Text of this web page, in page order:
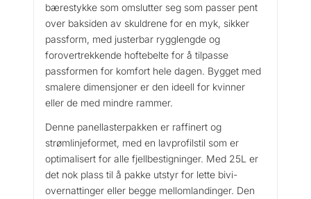
bærestykke som omslutter seg som passer pent
over baksiden av skuldrene for en myk, sikker
passform, med justerbar rygglengde og
forovertrekkende hoftebelte for å tilpasse
passformen for komfort hele dagen. Bygget med
smalere dimensjoner er den ideell for kvinner
eller de med mindre rammer.
Denne panellasterpakken er raffinert og
strømlinjeformet, med en lavprofilstil som er
optimalisert for alle fjellbestigninger. Med 25L er
det nok plass til å pakke utstyr for lette bivi-
overnattinger eller begge mellomlandinger. Den